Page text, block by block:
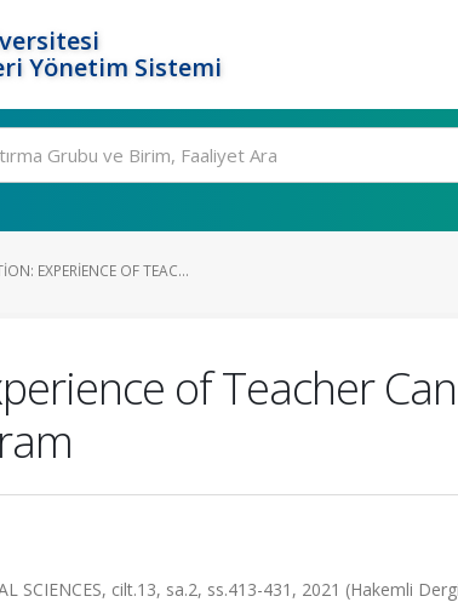
Yönetim Sistemi
EXPERIENCE OF TEAC...
of Teacher
SCIENCES, cilt.13, sa.2, ss.413-431, 2021 (Hakemli